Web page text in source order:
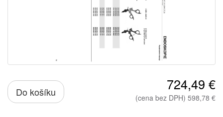
Do košíku 724,49 €
(cena bez DPH) 598,78 €